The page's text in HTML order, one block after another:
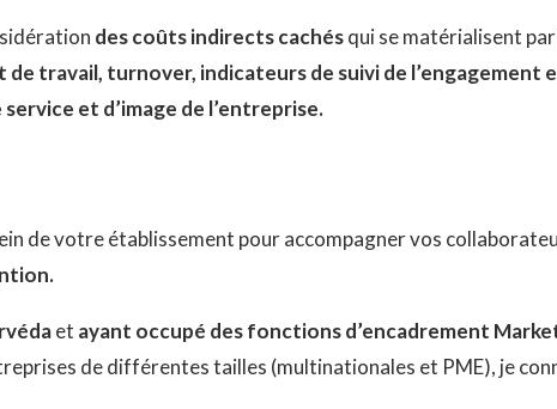
des coûts indirects cachésqui se matérialisent par
de travail, turnover, indicateurs de suivi de
et d’image de l’entreprise.
de votre établissement pour accompagner vos
et ayant occupé des fonctions d’encadrement
de différentes tailles (multinationales et PME), je